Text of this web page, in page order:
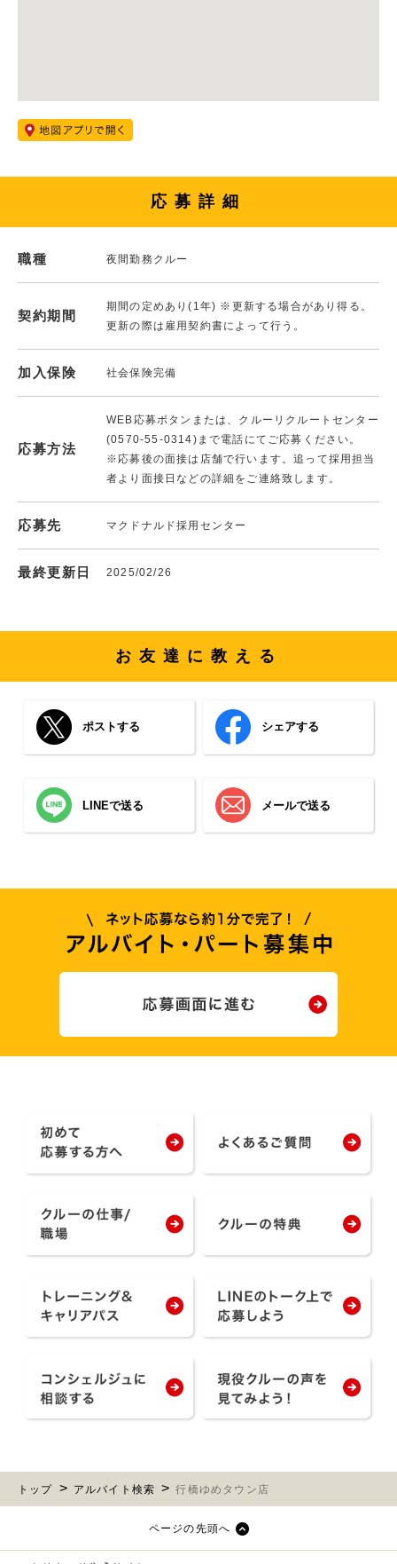
応募詳細
職種 夜間勤務クルー
契約期間
期間の定めあり(1年) ※更新する場合があり得る。
更新の際は雇用契約書によって行う。
加入保険 社会保険完備
応募方法
WEB応募ボタンまたは、クルーリクルートセンター
(0570-55-0314)まで電話にてご応募ください。
※応募後の面接は店舗で行います。追って採用担当
者より面接日などの詳細をご連絡致します。
応募先 マクドナルド採用センター
最終更新日 2025/02/26
お友達に教える
ポストする シェアする
LINEで送る メールで送る
トップ アルバイト検索 行橋ゆめタウン店
ページの先頭へ